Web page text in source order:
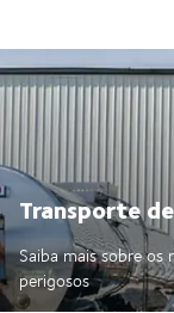
Transporte
Saiba mais sobre
perigosos